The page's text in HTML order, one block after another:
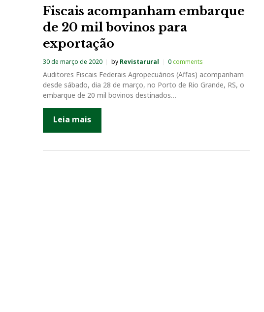
Fiscais acompanham embarque
de 20 mil bovinos para
exportação
30 de março de 2020 by Revistarural 0comments
Auditores Fiscais Federais Agropecuários (Affas) acompanham
desde sábado, dia 28 de março, no Porto de Rio Grande, RS, o
embarque de 20 mil bovinos destinados…
Leia mais